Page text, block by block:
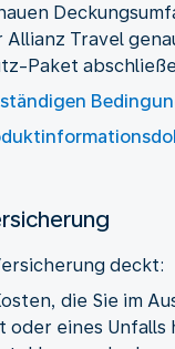
Allianz Travel
Paket
die Sie im
oder eines Unfalls